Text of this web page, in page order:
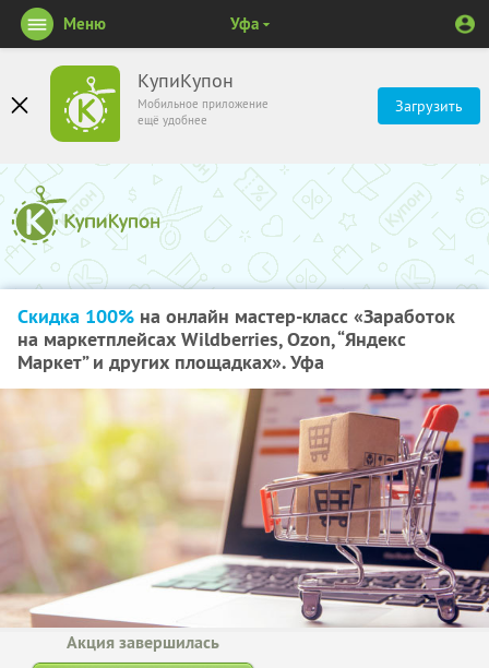
КупиКупон
Мобильное приложение
ещё удобнее
Загрузить
Меню Уфа
Скидка 100% на онлайн мастер-класс «Заработок
на маркетплейсах Wildberries, Ozon, “Яндекс
Маркет” и других площадках». Уфа
Акция завершилась